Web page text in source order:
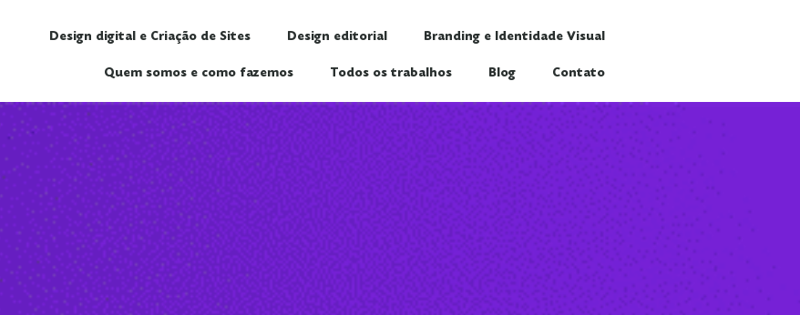
Design digital e Criação de Sites Design editorial Branding e Identidade Visual
Quem somos e como fazemos Todos os trabalhos Blog Contato